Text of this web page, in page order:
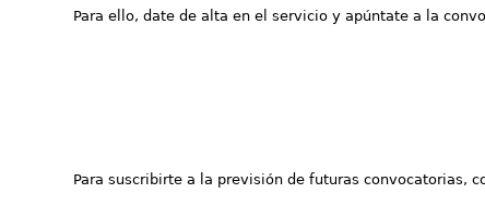
Para ello, date de alta en el servicio y apúntate a la
Para suscribirte a la previsión de futuras convocatorias,